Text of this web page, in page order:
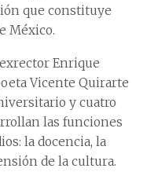
que constituye
México.
Enrique
Vicente Quirarte
y cuatro
las funciones
la docencia, la
de la cultura.